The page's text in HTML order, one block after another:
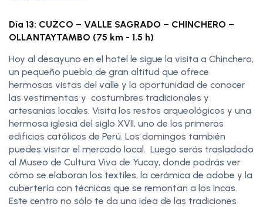
Día 13: CUZCO – VALLE SAGRADO – CHINCHERO –
OLLANTAYTAMBO (75 km - 1.5 h)
Hoy al desayuno en el hotel le sigue la visita a Chinchero,
un pequeño pueblo de gran altitud que ofrece
hermosas vistas del valle y la oportunidad de conocer
las vestimentas y costumbres tradicionales y
artesanías locales. Visita los restos arqueológicos y una
hermosa iglesia del siglo XVII, uno de los primeros
edificios católicos de Perú. Los domingos también
puedes visitar el mercado local. Luego serás trasladado
al Museo de Cultura Viva de Yucay, donde podrás ver
cómo se elaboran los textiles, la cerámica de adobe y la
cubertería con técnicas que se remontan a los Incas.
Este centro no sólo te da una idea de las tradiciones